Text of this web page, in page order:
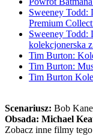
Sweeney Todd:
Premium
Sweeney Todd:
kolekcjonerska
Tim Burton:
Tim Burton:
Tim Burton
Scenariusz: Bob Kane
Obsada: Michael
Zobacz inne filmy